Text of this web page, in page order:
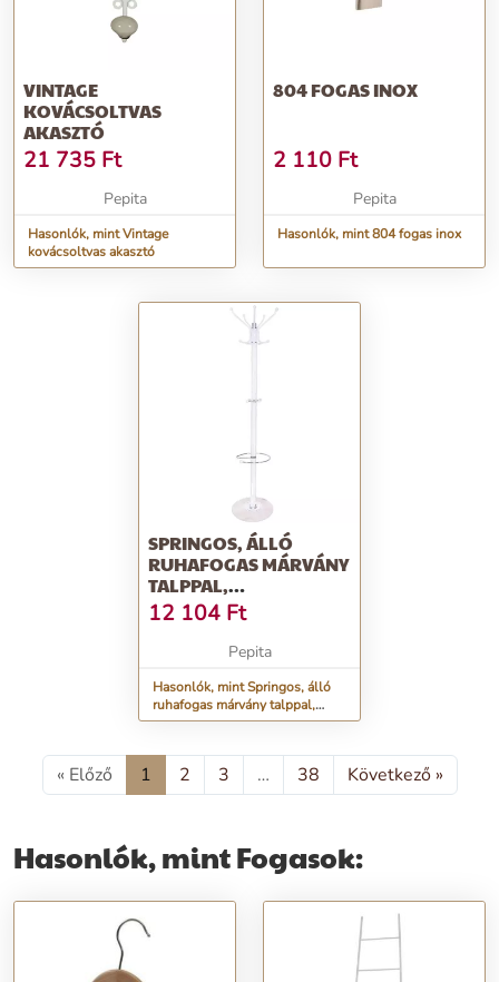
VINTAGE
KOVÁCSOLTVAS
AKASZTÓ
21 735 Ft
Pepita
Hasonlók, mint Vintage
kovácsoltvas akasztó
804 FOGAS INOX
2 110 Ft
Pepita
Hasonlók, mint 804 fogas inox
SPRINGOS, ÁLLÓ
RUHAFOGAS MÁRVÁNY
TALPPAL,
ESERNYŐTARTÓVAL
12 104 Ft
Pepita
Hasonlók, mint Springos, álló
ruhafogas márvány talppal,
esernyőtartóval
« Előző 1 2 3 … 38 Következő »
Hasonlók, mint Fogasok: